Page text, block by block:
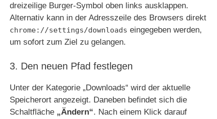
d
e
o
dreizeilige Burger-Symbol oben links ausklappen.
Alternativ kann in der Adresszeile des Browsers direkt
chrome://settings/downloads eingegeben werden,
um sofort zum Ziel zu gelangen.
3. Den neuen Pfad festlegen
Unter der Kategorie „Downloads“ wird der aktuelle
Speicherort angezeigt. Daneben befindet sich die
Schaltfläche „Ändern“. Nach einem Klick darauf